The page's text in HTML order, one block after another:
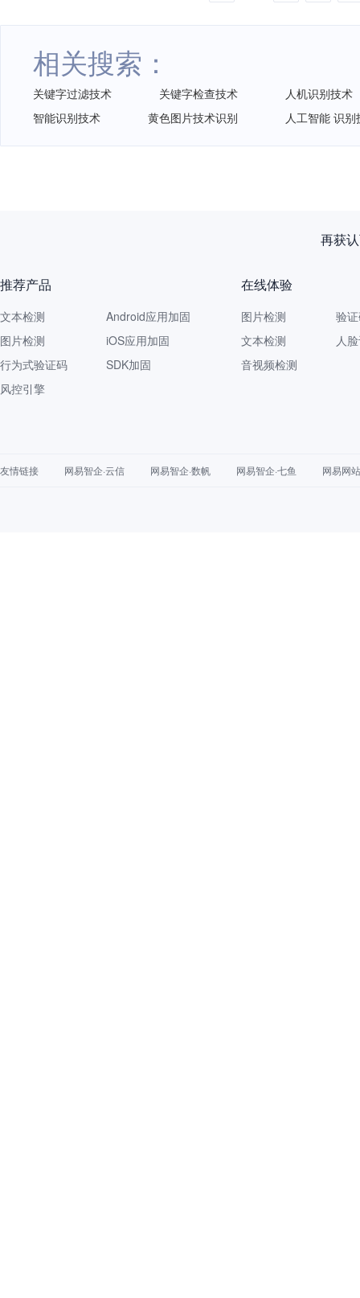
相关搜索：
关键字过滤技术 关键字检查技术
人机识别技术
智能识别技术
黄色图片技术识别 人工智能 识别
再获
推荐产品
文本检测
图片检测
行为式验证码
风控引擎
Android应用加固
iOS应用加固
SDK加固
在线体验
图片检测
文本检测
音视频检测
验
人
友情链接 网易智企·云信 网易智企·数帆 网易智企·七鱼 网易网